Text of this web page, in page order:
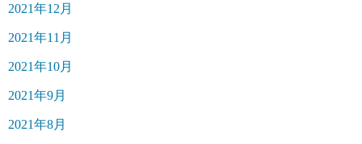
2021年12月
2021年11月
2021年10月
2021年9月
2021年8月